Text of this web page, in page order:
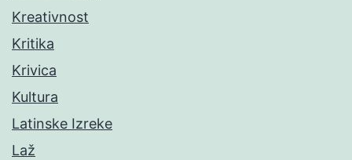
Kreativnost
Kritika
Krivica
Kultura
Latinske Izreke
Laž